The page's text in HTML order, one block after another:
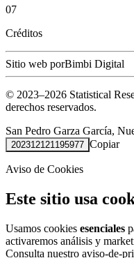
07
Créditos
Sitio web porBimbi Digital
© 2023–2026 Statistical
derechos reservados.
San Pedro Garza García,
202312121195977 Copiar
Aviso de Cookies
Este sitio usa
Usamos cookies esenciales
activaremos análisis y
Consulta nuestro aviso-de-